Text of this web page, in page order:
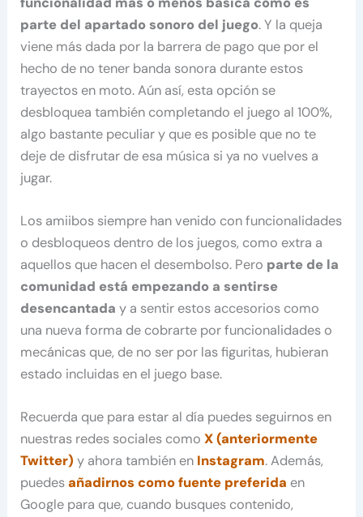
parte del apartado sonoro del juego. Y la queja
viene más dada por la barrera de pago que por el
hecho de no tener banda sonora durante estos
trayectos en moto. Aún así, esta opción se
desbloquea también completando el juego al 100%,
algo bastante peculiar y que es posible que no te
deje de disfrutar de esa música si ya no vuelves a
jugar.
Los amiibos siempre han venido con funcionalidades
o desbloqueos dentro de los juegos, como extra a
aquellos que hacen el desembolso. Pero parte de la
comunidad está empezando a sentirse
desencantada y a sentir estos accesorios como
una nueva forma de cobrarte por funcionalidades o
mecánicas que, de no ser por las figuritas, hubieran
estado incluidas en el juego base.
Recuerda que para estar al día puedes seguirnos en
nuestras redes sociales comoX (anteriormente
Twitter) y ahora también en Instagram. Además,
puedesañadirnos como fuente preferida en
Google para que, cuando busques contenido,